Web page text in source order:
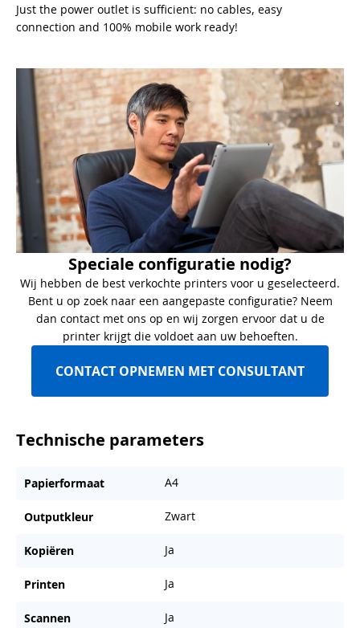
Just the power outlet is sufficient: no cables, easy
connection and 100% mobile work ready!
Speciale configuratie nodig?
Wij hebben de best verkochte printers voor u geselecteerd.
Bent u op zoek naar een aangepaste configuratie? Neem
dan contact met ons op en wij zorgen ervoor dat u de
printer krijgt die voldoet aan uw behoeften.
CONTACT OPNEMEN MET CONSULTANT
Technische parameters
Papierformaat A4
Outputkleur Zwart
Kopiëren Ja
Printen Ja
Scannen Ja